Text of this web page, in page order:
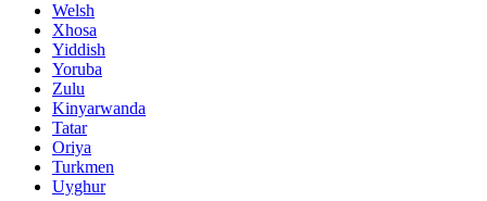
Welsh
Xhosa
Yiddish
Yoruba
Zulu
Kinyarwanda
Tatar
Oriya
Turkmen
Uyghur